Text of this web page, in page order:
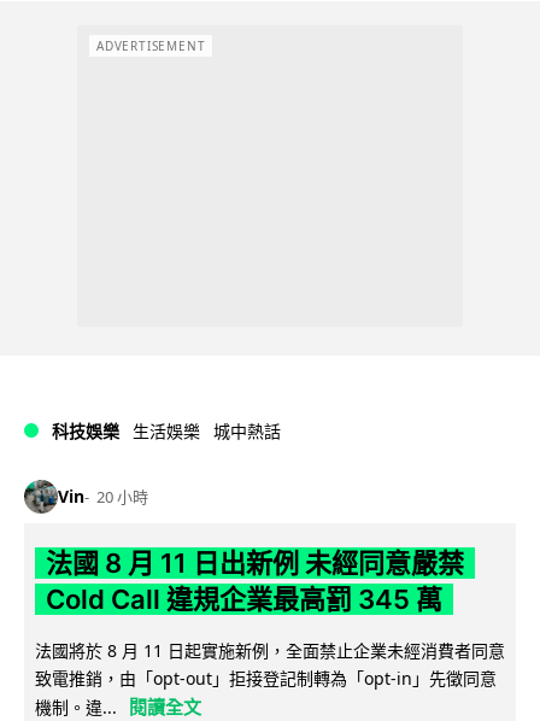
ADVERTISEMENT
科技娛樂 生活娛樂 城中熱話
Vin 20 小時
法國 8 月 11 日出新例 未經同意嚴禁
Cold Call 違規企業最高罰 345 萬
法國將於 8 月 11 日起實施新例，全面禁止企業未經消費者同意
致電推銷，由「opt-out」拒接登記制轉為「opt-in」先徵同意
機制。違...
閱讀全文